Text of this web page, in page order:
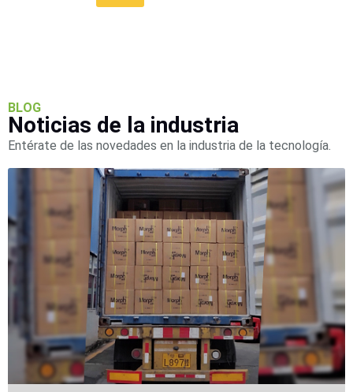
BLOG
Noticias de la industria
Entérate de las novedades en la industria de la tecnología.